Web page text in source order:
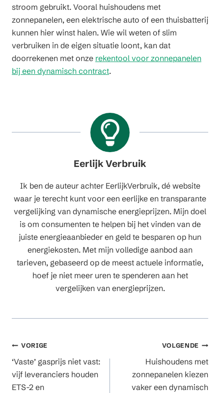
stroom gebruikt. Vooral huishoudens met
zonnepanelen, een elektrische auto of een thuisbatterij
kunnen hier winst halen. Wie wil weten of slim
verbruiken in de eigen situatie loont, kan dat
doorrekenen met onze rekentool voor zonnepanelen
bij een dynamisch contract.
Eerlijk Verbruik
Ik ben de auteur achter EerlijkVerbruik, dé website
waar je terecht kunt voor een eerlijke en transparante
vergelijking van dynamische energieprijzen. Mijn doel
is om consumenten te helpen bij het vinden van de
juiste energieaanbieder en geld te besparen op hun
energiekosten. Met mijn volledige aanbod aan
tarieven, gebaseerd op de meest actuele informatie,
hoef je niet meer uren te spenderen aan het
vergelijken van energieprijzen.
Berichtnavigatie
VORIGE
‘Vaste’ gasprijs niet vast:
vijf leveranciers houden
ETS-2 en
VOLGENDE
Huishoudens met
zonnepanelen kiezen
vaker een dynamisch